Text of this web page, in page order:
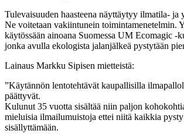
Tulevaisuuden haasteena näyttäytyy ilmatila- ja
Ne voitetaan vakiintunein toimintamenetelmin.
käytössään ainoana Suomessa UM Ecomagic -
jonka avulla ekologista jalanjälkeä pystytään
Lainaus Markku Sipisen mietteistä:
”Käytännön lentotehtävät kaupallisilla
päättyvät.
Kulunut 35 vuotta sisältää niin paljon
mieluisia ilmailumuistoja ettei niitä kaikkia pysty
sisällyttämään.